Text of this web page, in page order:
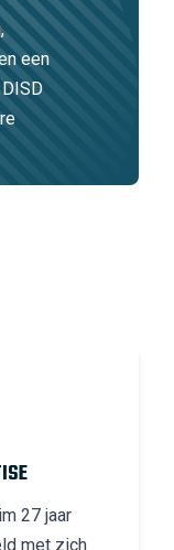
een
27 jaar
met zich